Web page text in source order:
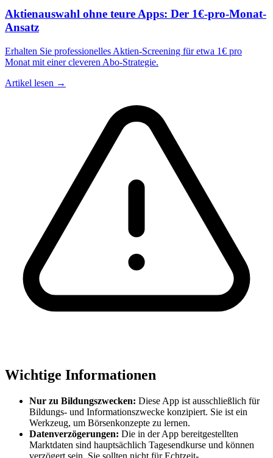
Aktienauswahl ohne teure Apps: Der 1€-pro-Monat-
Ansatz
Erhalten Sie professionelles Aktien-Screening für etwa 1€ pro
Monat mit einer cleveren Abo-Strategie.
Artikel lesen →
Wichtige Informationen
Nur zu Bildungszwecken: Diese App ist ausschließlich für
Bildungs- und Informationszwecke konzipiert. Sie ist ein
Werkzeug, um Börsenkonzepte zu lernen.
Datenverzögerungen: Die in der App bereitgestellten
Marktdaten sind hauptsächlich Tagesendkurse und können